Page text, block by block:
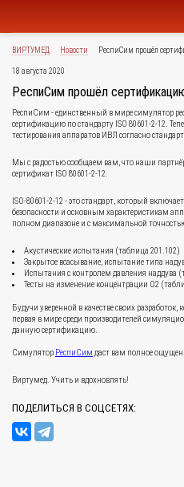
ВИРТУМЕД Новости РеспиСим прошёл
18 августа 2020
РеспиСим прошёл
РеспиСим - единственный в мире симулятор
сертификацию по стандарту ISO 80601-2-12.
тестирования аппаратов ИВЛ согласно
Мы с радостью сообщаем вам, что наши
сертификат ISO 80601-2-12.
ISO-80601-2-12 - это стандарт, который
безопасности и основным характеристикам
полном диапазоне и с максимальной
Акустические испытания (таблица 201.102)
Закрытое всасывание, испытание типа
Испытания с контролем давления наддува
Тесты на изменение концентрации O2
Будучи уверенной в качестве своих
первая в мире среди производителей
данную сертификацию.
Симулятор РеспиСим даст вам полное
Виртумед. Учить и вдохновлять!
ПОДЕЛИТЬСЯ В СОЦСЕТЯХ: